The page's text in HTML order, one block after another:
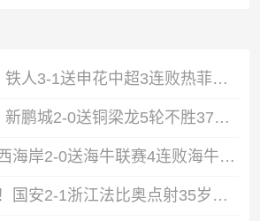
近3轮首胜！铁人3-1送申花中超3连败热菲尼奥双响邦本宜裕传射
终结2连败！新鹏城2-0送铜梁龙5轮不胜37岁姜至鹏破门韦斯利建功
笑傲德比！西海岸2-0送海牛联赛4连败海牛仍垫底西海岸升至第二
近三轮首胜！国安2-1浙江法比奥点射35岁张稀哲制胜王钰栋送助攻